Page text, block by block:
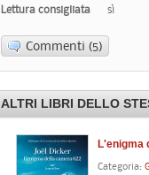
Lettura consigliata sì
Commenti (5)
ALTRI LIBRI DELLO
L'enigma
Categoria: